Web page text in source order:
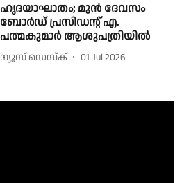
ഹൃദയാഘാതം; മുൻ ദേവസം
ബോർഡ്‌ പ്രസിഡന്റ്‌ എ.
പത്മകുമാർ ആശുപത്രിയിൽ
ന്യൂസ് ഡെസ്ക് 01 Jul 2026